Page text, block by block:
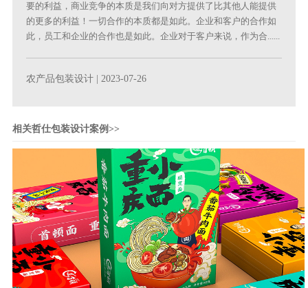
要的利益，商业竞争的本质是我们向对方提供了比其他人能提供
的更多的利益！一切合作的本质都是如此。企业和客户的合作如
此，员工和企业的合作也是如此。企业对于客户来说，作为合......
农产品包装设计 | 2023-07-26
相关哲仕包装设计案例>>